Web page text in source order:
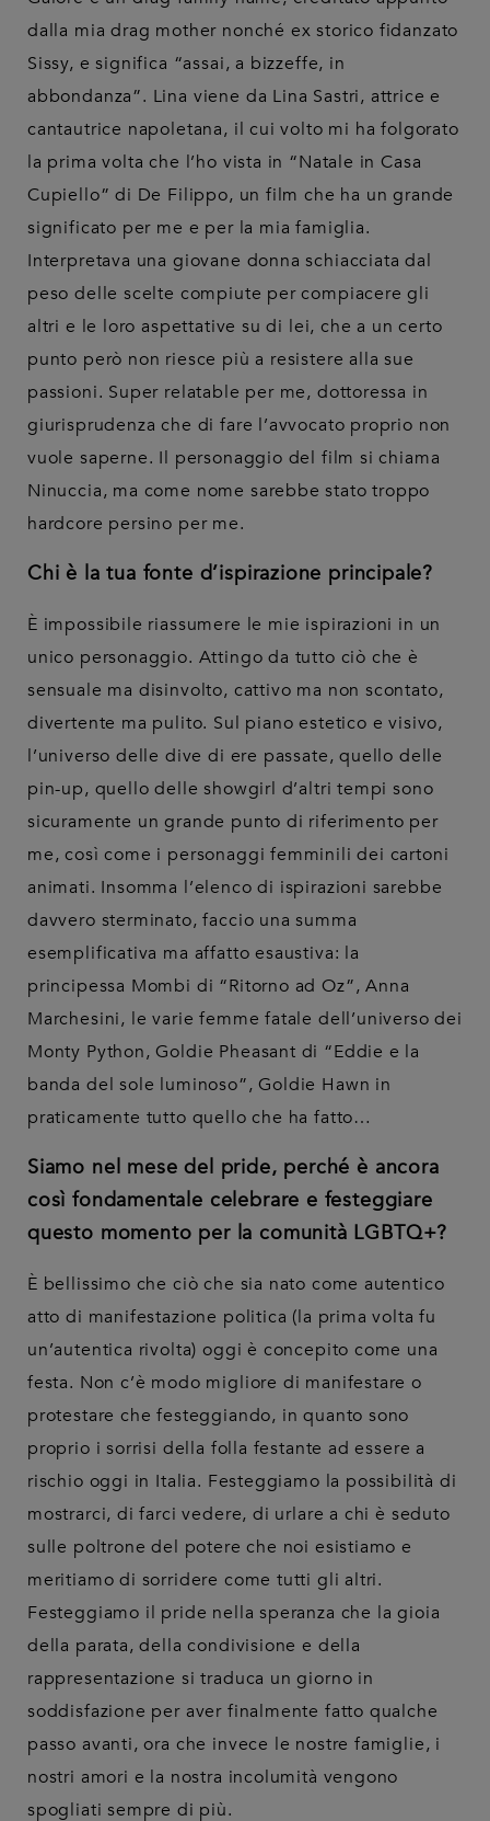
dalla mia drag mother nonché ex storico fidanzato
Sissy, e significa “assai, a bizzeffe, in
abbondanza”. Lina viene da Lina Sastri, attrice e
cantautrice napoletana, il cui volto mi ha folgorato
la prima volta che l’ho vista in “Natale in Casa
Cupiello” di De Filippo, un film che ha un grande
significato per me e per la mia famiglia.
Interpretava una giovane donna schiacciata dal
peso delle scelte compiute per compiacere gli
altri e le loro aspettative su di lei, che a un certo
punto però non riesce più a resistere alla sue
passioni. Super relatable per me, dottoressa in
giurisprudenza che di fare l’avvocato proprio non
vuole saperne. Il personaggio del film si chiama
Ninuccia, ma come nome sarebbe stato troppo
hardcore persino per me.
Chi è la tua fonte d’ispirazione principale?
È impossibile riassumere le mie ispirazioni in un
unico personaggio. Attingo da tutto ciò che è
sensuale ma disinvolto, cattivo ma non scontato,
divertente ma pulito. Sul piano estetico e visivo,
l’universo delle dive di ere passate, quello delle
pin-up, quello delle showgirl d’altri tempi sono
sicuramente un grande punto di riferimento per
me, così come i personaggi femminili dei cartoni
animati. Insomma l’elenco di ispirazioni sarebbe
davvero sterminato, faccio una summa
esemplificativa ma affatto esaustiva: la
principessa Mombi di “Ritorno ad Oz”, Anna
Marchesini, le varie femme fatale dell’universo dei
Monty Python, Goldie Pheasant di “Eddie e la
banda del sole luminoso”, Goldie Hawn in
praticamente tutto quello che ha fatto…
Siamo nel mese del pride, perché è ancora
così fondamentale celebrare e festeggiare
questo momento per la comunità LGBTQ+?
È bellissimo che ciò che sia nato come autentico
atto di manifestazione politica (la prima volta fu
un’autentica rivolta) oggi è concepito come una
festa. Non c’è modo migliore di manifestare o
protestare che festeggiando, in quanto sono
proprio i sorrisi della folla festante ad essere a
rischio oggi in Italia. Festeggiamo la possibilità di
mostrarci, di farci vedere, di urlare a chi è seduto
sulle poltrone del potere che noi esistiamo e
meritiamo di sorridere come tutti gli altri.
Festeggiamo il pride nella speranza che la gioia
della parata, della condivisione e della
rappresentazione si traduca un giorno in
soddisfazione per aver finalmente fatto qualche
passo avanti, ora che invece le nostre famiglie, i
nostri amori e la nostra incolumità vengono
spogliati sempre di più.